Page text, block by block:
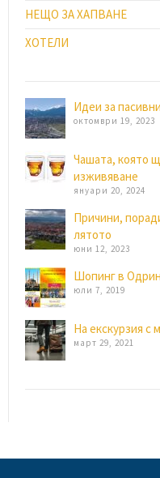
НЕЩО ЗА ХАПВАНЕ
ХОТЕЛИ
Идеи за
октомври 19, 2023
Чашата, която
изживяване
януари 20, 2024
Причини,
лятото
юни 12, 2023
Шопинг в
юли 7, 2019
На екскурзия с
март 29, 2021